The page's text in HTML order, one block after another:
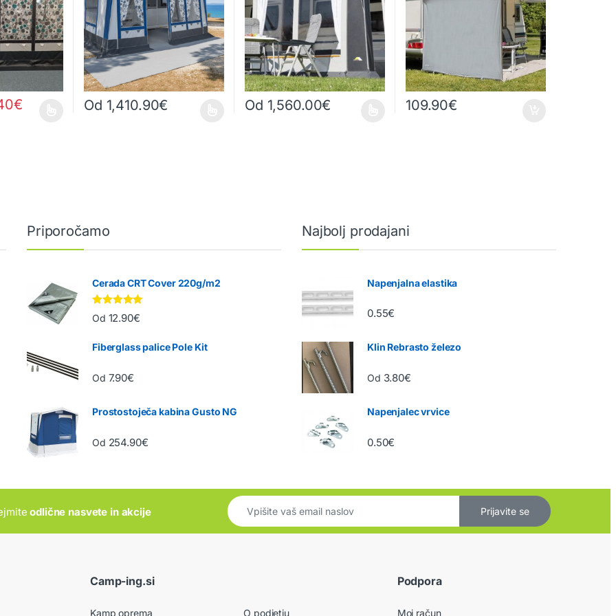
izdelka
€ Od 1,410.90€ Od 1,560.00€ 109.90€
Priporočamo
Cerada CRT Cover 220g/m2
Ocenjeno
5.00 od 5
Od 12.90€
Fiberglass palice Pole Kit
Od 7.90€
Prostostoječa kabina Gusto NG
Od 254.90€
Najbolj prodajani
Napenjalna elastika
0.55€
Klin Rebrasto železo
Od 3.80€
Napenjalec vrvice
0.50€
odlične nasvete in akcije Prijavite se
Camp-ing.si
Kamp oprema O podjetju
Podpora
Moj račun